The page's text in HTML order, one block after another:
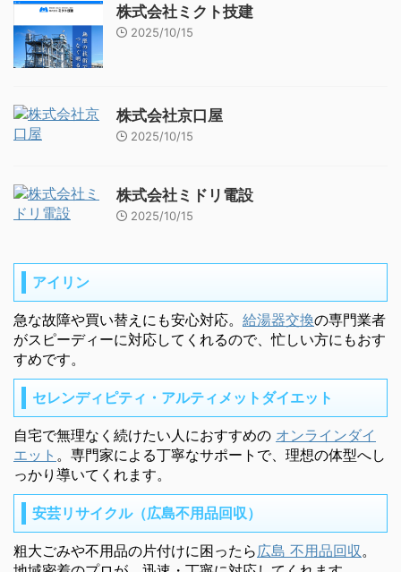
株式会社ミクト技建
2025/10/15
株式会社京口屋
2025/10/15
株式会社ミドリ電設
2025/10/15
アイリン
急な故障や買い替えにも安心対応。 給湯器交換の専門業者
がスピーディーに対応してくれるので、忙しい方にもおす
すめです。
セレンディピティ・アルティメットダイエット
自宅で無理なく続けたい人におすすめの オンラインダイ
エット 。専門家による丁寧なサポートで、理想の体型へし
っかり導いてくれます。
安芸リサイクル（広島不用品回収）
粗大ごみや不用品の片付けに困ったら 広島 不用品回収 。